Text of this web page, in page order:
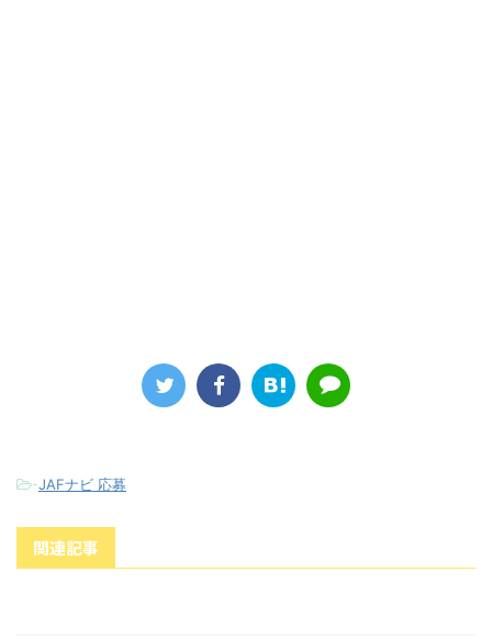
-JAFナビ 応募
関連記事